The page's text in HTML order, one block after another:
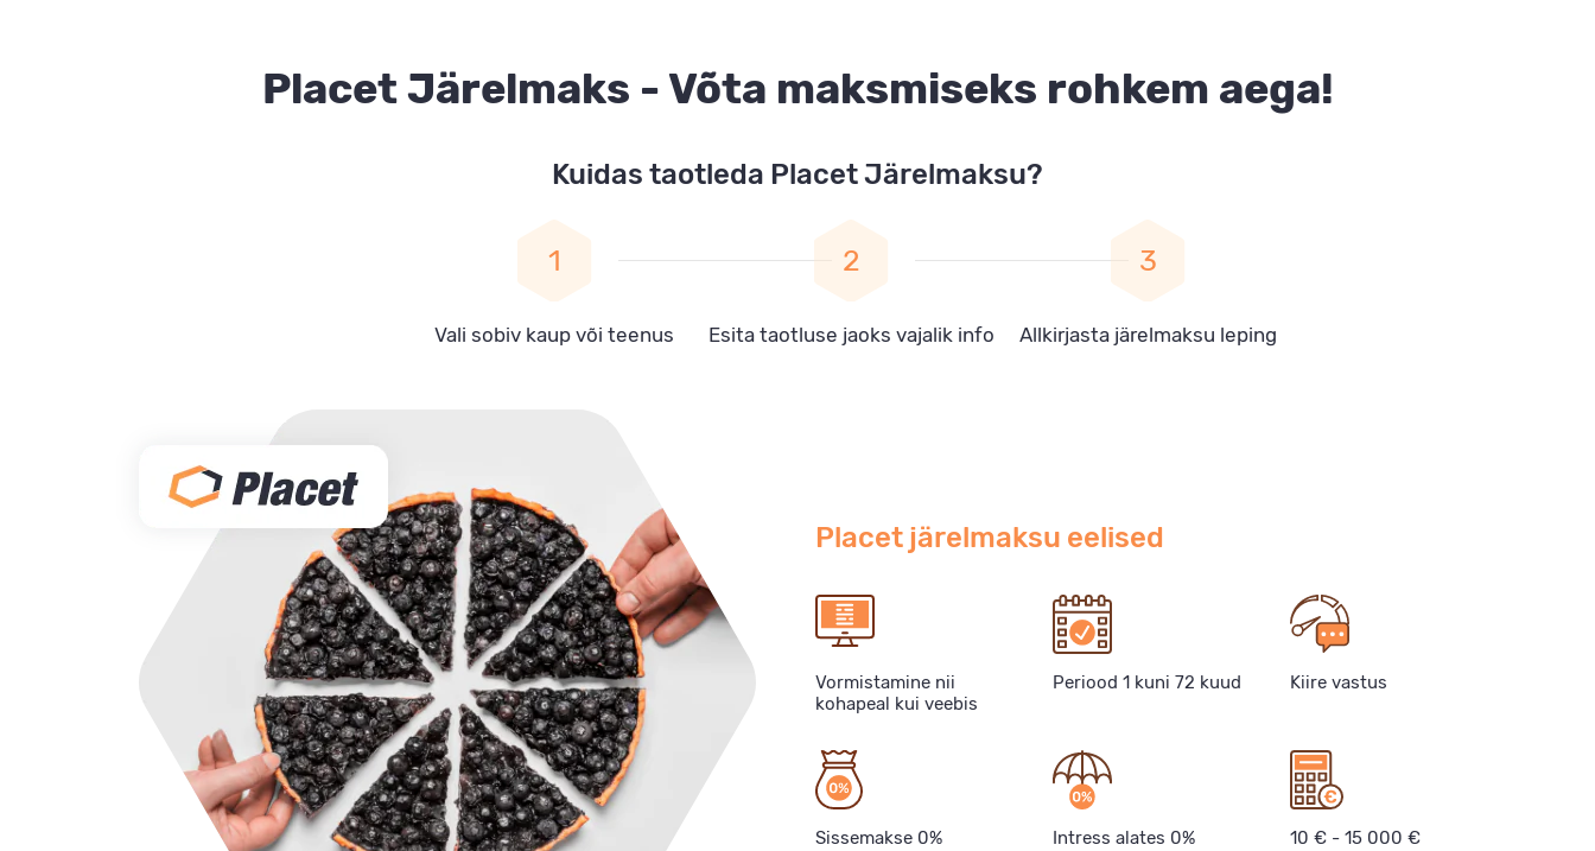
Placet Järelmaks - Võta maksmiseks rohkem aega!
Kuidas taotleda Placet Järelmaksu?
Vali sobiv kaup või teenus Esita taotluse jaoks vajalik info Allkirjasta järelmaksu leping
Placet järelmaksu eelised
Vormistamine nii
kohapeal kui veebis
Periood 1 kuni 72 kuud Kiire vastus
Sissemakse 0% Intress alates 0% 10 € - 15 000 €